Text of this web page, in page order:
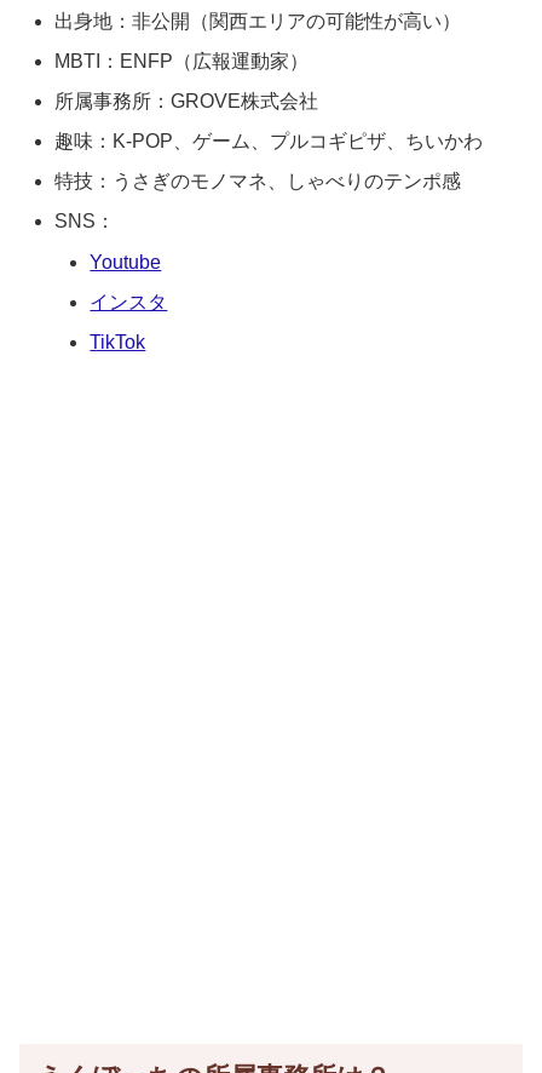
出身地：非公開（関西エリアの可能性が高い）
MBTI：ENFP（広報運動家）
所属事務所：GROVE株式会社
趣味：K-POP、ゲーム、プルコギピザ、ちいかわ
特技：うさぎのモノマネ、しゃべりのテンポ感
SNS：
Youtube
インスタ
TikTok